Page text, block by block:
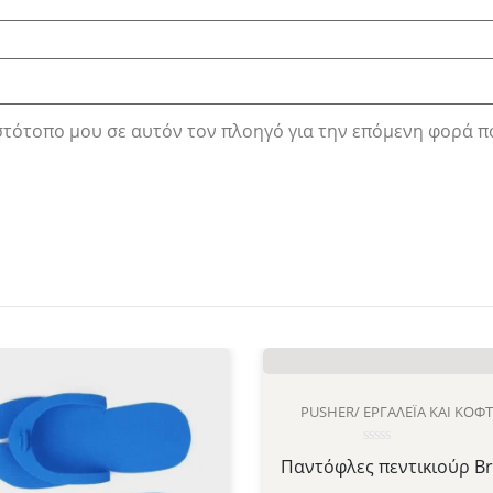
μου σε αυτόν τον πλοηγό για την επόμενη φορά
PUSHER/ ΕΡΓΑΛΈΙΑ ΚΑΙ
Παντόφλες πεντικιούρ
Βαθμολογήθηκε
με